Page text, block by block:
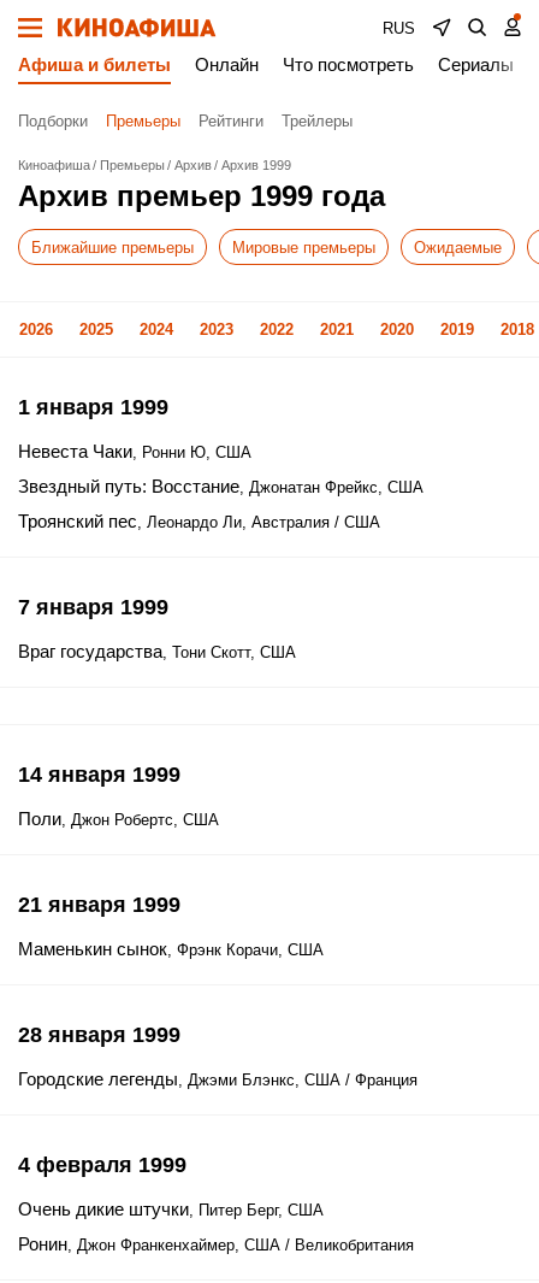
RUS
Афиша и билеты Онлайн Что посмотреть Сериалы
Подборки Премьеры Рейтинги Трейлеры
Киноафиша Премьеры Архив Архив 1999
Архив премьер 1999 года
Ближайшие премьеры Мировые премьеры Ожидаемые
2026 2025 2024 2023 2022 2021 2020 2019 2018
1 января 1999
Невеста Чаки, Ронни Ю, США
Звездный путь: Восстание, Джонатан Фрейкс, США
Троянский пес, Леонардо Ли, Австралия / США
7 января 1999
Враг государства, Тони Скотт, США
14 января 1999
Поли, Джон Робертс, США
21 января 1999
Маменькин сынок, Фрэнк Корачи, США
28 января 1999
Городские легенды, Джэми Блэнкс, США / Франция
4 февраля 1999
Очень дикие штучки, Питер Берг, США
Ронин, Джон Франкенхаймер, США / Великобритания